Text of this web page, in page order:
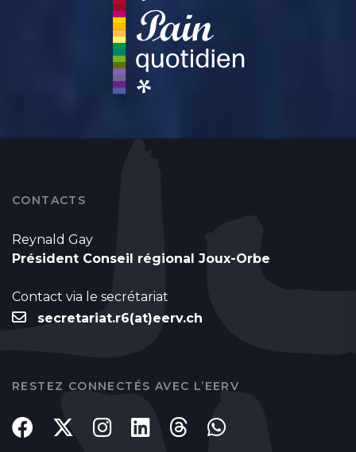
CONTACTS
Reynald Gay
Président Conseil régional Joux-Orbe
Contact via le secrétariat
secretariat.r6(at)eerv.ch
RESTEZ CONNECTÉS AVEC L’EERV